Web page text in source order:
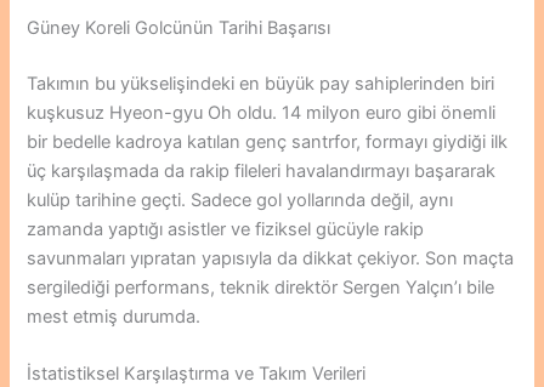
Güney Koreli Golcünün Tarihi Başarısı
Takımın bu yükselişindeki en büyük pay sahiplerinden biri
kuşkusuz Hyeon-gyu Oh oldu. 14 milyon euro gibi önemli
bir bedelle kadroya katılan genç santrfor, formayı giydiği ilk
üç karşılaşmada da rakip fileleri havalandırmayı başararak
kulüp tarihine geçti. Sadece gol yollarında değil, aynı
zamanda yaptığı asistler ve fiziksel gücüyle rakip
savunmaları yıpratan yapısıyla da dikkat çekiyor. Son maçta
sergilediği performans, teknik direktör Sergen Yalçın’ı bile
mest etmiş durumda.
İstatistiksel Karşılaştırma ve Takım Verileri